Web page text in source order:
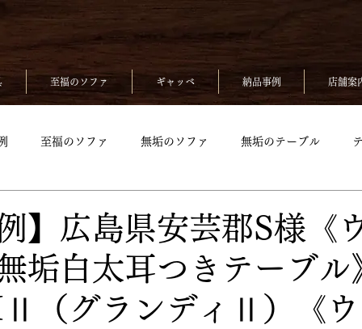
至福のソファ ギャッベ 納品事例 店舗案
至福のソファ 無垢のソファ 無垢のテーブル
無垢のチェアpickup 無垢のベッドpickup ギャッ
】広島県安芸郡S様《
垢白太耳つきテーブル
（グランディⅡ）《ウ